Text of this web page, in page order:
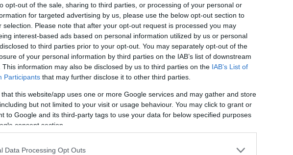
opt-out of the sale, sharing to third parties, or processing of your personal or
for targeted advertising by us, please use the below opt-out section to
selection. Please note that after your opt-out request is processed you may
interest-based ads based on personal information utilized by us or personal
to third parties prior to your opt-out. You may separately opt-out of the
of your personal information by third parties on the IAB’s list of downstream
This information may also be disclosed by us to third parties on the IAB’s List of
Participants that may further disclose it to other third parties.
that this website/app uses one or more Google services and may gather and store
but not limited to your visit or usage behaviour. You may click to grant or
to Google and its third-party tags to use your data for below specified purposes
consent section.
Data Processing Opt Outs
mint egy hasplasztika, csak
a bőrfelesleget távolította el, nem
mindig redőzött a bőr, amikor
Hiába tartja úgy a mondás Indiában,
zavart, és odáig jutottam,
elakadást eredményezett.
nagyon zavart. Egész életemben
koplaltam, negyvenhét-
mert attól tartottam, hogy a